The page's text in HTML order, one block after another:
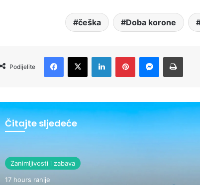
češka Doba korone
Podijelite
Čitajte sljedeće
Zanimljivosti i zabava
17 hours ranije